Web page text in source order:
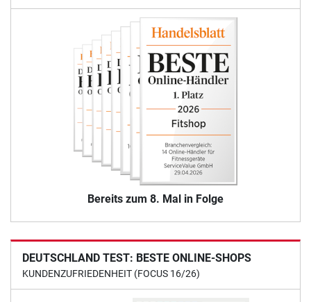
Bereits zum 8. Mal in Folge
DEUTSCHLAND TEST: BESTE ONLINE-SHOPS
KUNDENZUFRIEDENHEIT (FOCUS 16/26)